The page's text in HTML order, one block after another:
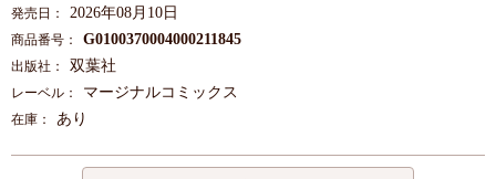
発売日： 2026年08月10日
商品番号： G0100370004000211845
出版社： 双葉社
レーベル： マージナルコミックス
在庫： あり